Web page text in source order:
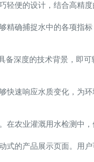
便的设计，结合高精
确捕捉水中的各项指
深度的技术背景，即
速响应水质变化，为
农业灌溉用水检测中
的产品展示页面。用